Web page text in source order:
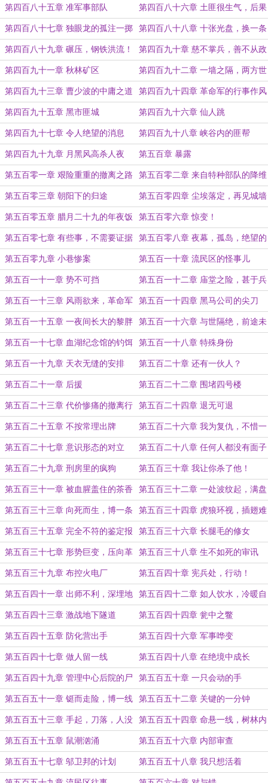
尘
第四百八十五章 准军事部队 第四百八十六章 土匪很生气，后果
很严重
第四百八十七章 独眼龙的孤注一掷 第四百八十八章 十张光盘，换一条
生路
第四百八十九章 碾压，钢铁洪流！ 第四百九十章 慈不掌兵，善不从政
第四百九十一章 秋林矿区 第四百九十二章 一墙之隔，两方世
界
第四百九十三章 曹少波的中庸之道 第四百九十四章 革命军的行事作风
第四百九十五章 黑市匪城 第四百九十六章 仙人跳
第四百九十七章 令人绝望的消息 第四百九十八章 峡谷内的匪帮
第四百九十九章 月黑风高杀人夜 第五百章 暴露
第五百零一章 艰险重重的撤离之路 第五百零二章 来自特种部队的降维
打击
第五百零三章 朝阳下的归途 第五百零四章 尘埃落定，再见城墙
第五百零五章 腊月二十九的年夜饭 第五百零六章 惊变！
第五百零七章 有些事，不需要证据 第五百零八章 夜幕，孤岛，绝望的
人
第五百零九章 小巷惨案 第五百一十章 流民区的怪事儿
第五百一十一章 势不可挡 第五百一十二章 庙堂之险，甚于兵
戈
第五百一十三章 风雨欲来，革命军
的危机
第五百一十四章 黑马公司的尖刀
第五百一十五章 一夜间长大的黎胖
子
第五百一十六章 与世隔绝，前途未
卜
第五百一十七章 血湖纪念馆的钓饵 第五百一十八章 特殊身份
第五百一十九章 天衣无缝的安排 第五百二十章 还有一伙人？
第五百二十一章 后援 第五百二十二章 围堵四号楼
第五百二十三章 代价惨痛的撤离行
动
第五百二十四章 退无可退
第五百二十五章 不按常理出牌 第五百二十六章 我为复仇，不惜一
切
第五百二十七章 意识形态的对立 第五百二十八章 任何人都没有面子
第五百二十九章 刑房里的疯狗 第五百三十章 我让你杀了他！
第五百三十一章 被血腥盖住的茶香 第五百三十二章 一处波纹起，满盘
涟漪
第五百三十三章 向死而生，博一条
生路
第五百三十四章 虎狼环视，插翅难
逃
第五百三十五章 完全不符的鉴定报
告
第五百三十六章 长腿毛的修女
第五百三十七章 形势巨变，压向革
命军的阴云
第五百三十八章 生不如死的审讯
第五百三十九章 布控火电厂 第五百四十章 宪兵处，行动！
第五百四十一章 出师不利，深埋地
下的战士
第五百四十二章 如人饮水，冷暖自
知
第五百四十三章 激战地下隧道 第五百四十四章 瓮中之鳖
第五百四十五章 防化营出手 第五百四十六章 军事哗变
第五百四十七章 做人留一线 第五百四十八章 在绝境中成长
第五百四十九章 管理中心后院的尸
体
第五百五十章 一只会动的手
第五百五十一章 铤而走险，博一线
生机
第五百五十二章 关键的一分钟
第五百五十三章 手起，刀落，人没 第五百五十四章 命悬一线，树林内
的对手
第五百五十五章 鼠潮汹涌 第五百五十六章 内部审查
第五百五十七章 邬卫邦的计划 第五百五十八章 我只想活着